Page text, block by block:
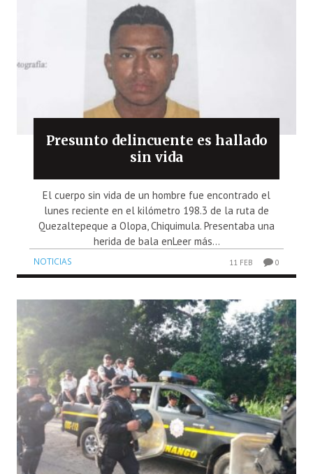
Presunto delincuente es hallado
sin vida
El cuerpo sin vida de un hombre fue encontrado el
lunes reciente en el kilómetro 198.3 de la ruta de
Quezaltepeque a Olopa, Chiquimula. Presentaba una
herida de bala enLeer más...
NOTICIAS 11 FEB 0